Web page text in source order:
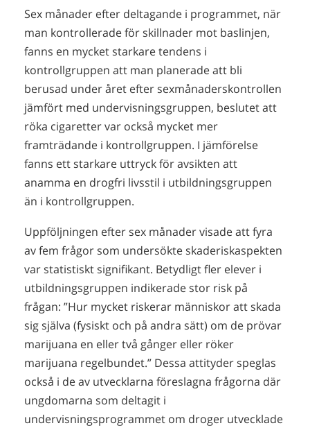
Sex månader efter deltagande i programmet, när
man kontrollerade för skillnader mot baslinjen,
fanns en mycket starkare tendens i
kontrollgruppen att man planerade att bli
berusad under året efter sexmånaderskontrollen
jämfört med undervisningsgruppen, beslutet att
röka cigaretter var också mycket mer
framträdande i kontrollgruppen. I jämförelse
fanns ett starkare uttryck för avsikten att
anamma en drogfri livsstil i utbildningsgruppen
än i kontrollgruppen.
Uppföljningen efter sex månader visade att fyra
av fem frågor som undersökte skaderiskaspekten
var statistiskt signifikant. Betydligt fler elever i
utbildningsgruppen indikerade stor risk på
frågan: ”Hur mycket riskerar människor att skada
sig själva (fysiskt och på andra sätt) om de prövar
marijuana en eller två gånger eller röker
marijuana regelbundet.” Dessa attityder speglas
också i de av utvecklarna föreslagna frågorna där
ungdomarna som deltagit i
undervisningsprogrammet om droger utvecklade